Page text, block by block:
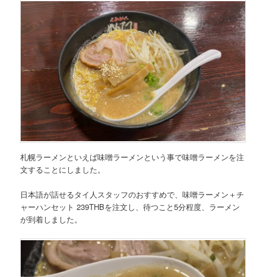
札幌ラーメンといえば味噌ラーメ ンという事で味噌ラーメンを注
文することにしました。
日本語が話せるタイ人スタッフのおすすめで、味噌ラーメン＋チ
ャーハンセット 239THBを注文し、待つこと5分程度、ラーメン
が到着しました。